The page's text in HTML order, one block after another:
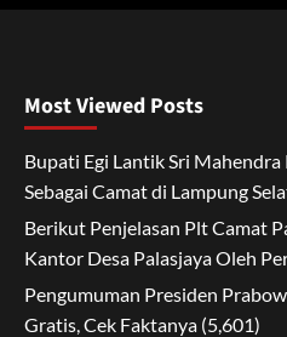
Most Viewed Posts
Bupati Egi Lantik Sri
Sebagai Camat di Lampung
Berikut Penjelasan Plt Camat
Kantor Desa Palasjaya Oleh
Pengumuman Presiden
Gratis, Cek Faktanya (5,601)